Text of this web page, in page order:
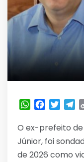
WhatsApp
Facebook
O ex-prefeito de
Júnior, foi
de 2026 como